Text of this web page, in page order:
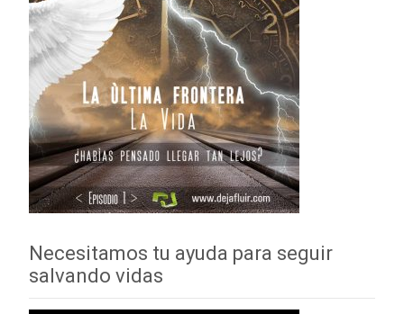
Necesitamos tu ayuda para seguir
salvando vidas